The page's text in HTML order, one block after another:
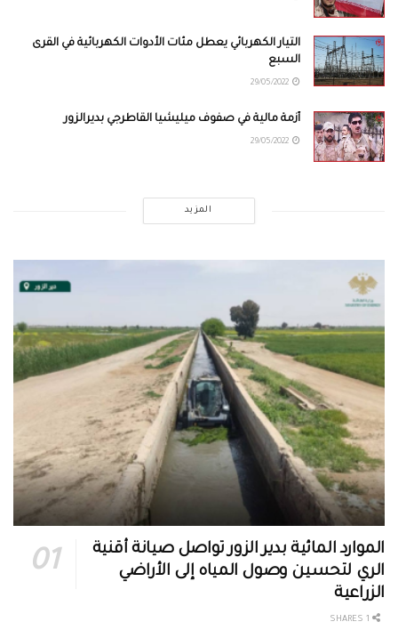
التيار الكهربائي يعطل مئات الأدوات الكهربائية في القرى
السبع
أزمة مالية في صفوف ميليشيا القاطرجي بديرالزور
المزيد
الموارد المائية بدير الزور تواصل صيانة أقنية
الري لتحسين وصول المياه إلى الأراضي
الزراعية